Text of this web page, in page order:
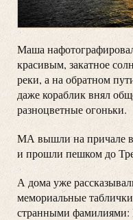
Маша
красивым, закатное
реки, а на обратном
даже кораблик внял
разноцветные огоньки.
МА вышли на причале
и прошли пешком до
А дома уже
мемориальные
странными фамилиями: